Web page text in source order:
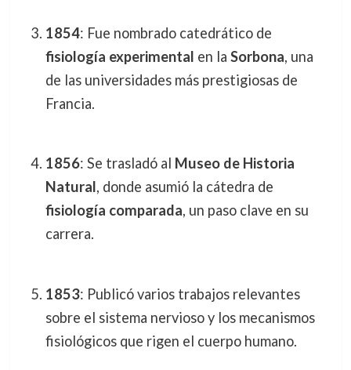
1854: Fue nombrado catedrático de
fisiología experimental en la Sorbona, una
de las universidades más prestigiosas de
Francia.
1856: Se trasladó al Museo de Historia
Natural, donde asumió la cátedra de
fisiología comparada, un paso clave en su
carrera.
1853: Publicó varios trabajos relevantes
sobre el sistema nervioso y los mecanismos
fisiológicos que rigen el cuerpo humano.